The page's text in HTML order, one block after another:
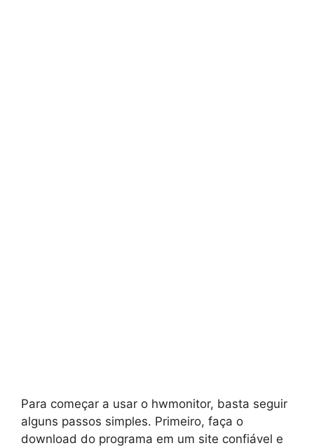
Para começar a usar o hwmonitor, basta seguir
alguns passos simples. Primeiro, faça o
download do programa em um site confiável e